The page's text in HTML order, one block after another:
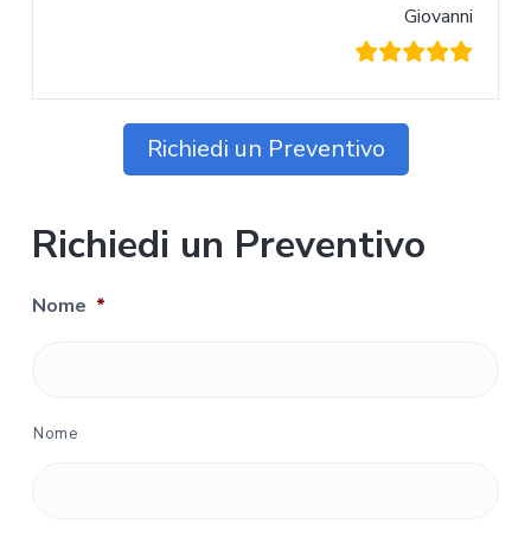
Giovanni
Richiedi un Preventivo
Richiedi un Preventivo
Nome *
Nome